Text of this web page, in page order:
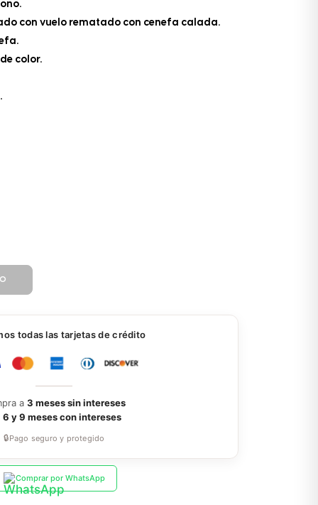
con vuelo rematado con cenefa calada.
color.
todas las tarjetas de crédito
a 3 meses sin intereses
6 y 9 meses con intereses
🔒Pago seguro y protegido
Comprar por WhatsApp